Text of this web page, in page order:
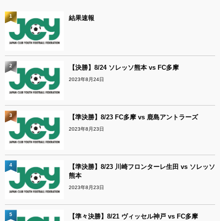
結果速報
1
【決勝】8/24 ソレッソ熊本 vs FC多摩
2023年8月24日
2
【準決勝】8/23 FC多摩 vs 鹿島アントラーズ
2023年8月23日
3
【準決勝】8/23 川崎フロンターレ生田 vs ソレッソ
熊本
2023年8月23日
4
【準々決勝】8/21 ヴィッセル神戸 vs FC多摩
5